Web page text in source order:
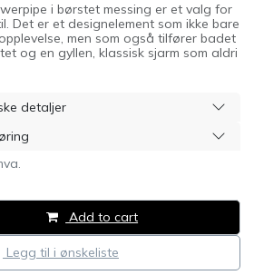
i børstet messing er et valg for
Det er et designelement som ikke bare
men som også tilfører badet
og en gyllen, klassisk sjarm som aldri
detaljer
Add to cart
Legg til i ønskeliste